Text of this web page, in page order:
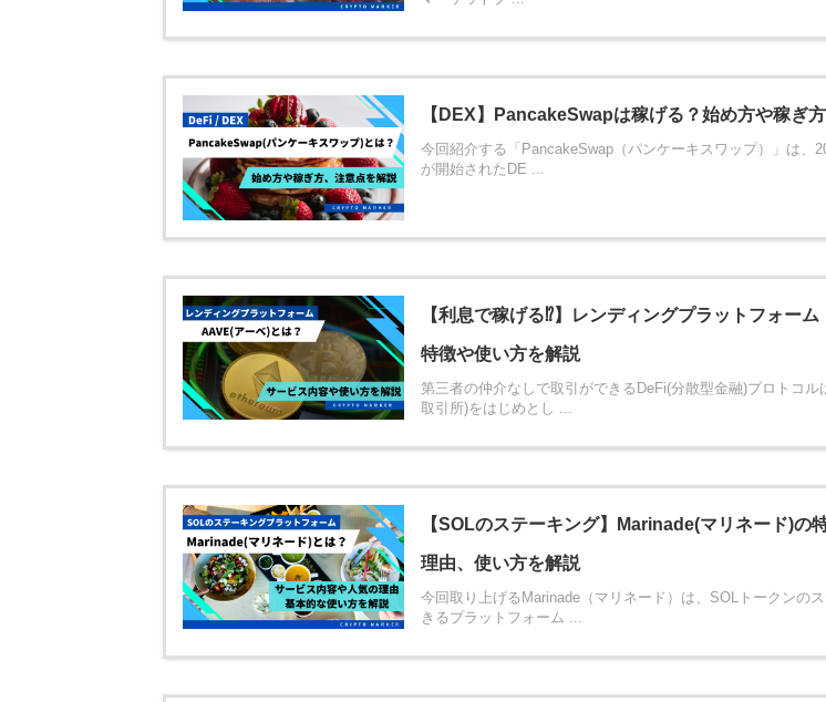
【DEX】PancakeSwapは稼げる？始め方や稼ぎ
今回紹介する「PancakeSwap（パンケーキスワップ）」は、
が開始されたDE ...
【利息で稼げる⁉】レンディングプラットフォー
特徴や使い方を解説
第三者の仲介なしで取引ができるDeFi(分散型金融)プロトコル
取引所)をはじめとし ...
【SOLのステーキング】Marinade(マリネード)の
理由、使い方を解説
今回取り上げるMarinade（マリネード）は、SOLトークンの
きるプラットフォーム ...